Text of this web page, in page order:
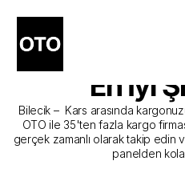
Bilecik -
Gönderim
En İyi
Bilecik –  Kars arasında
OTO ile 35'ten fazla kargo
gerçek zamanlı olarak takip edin
panelden